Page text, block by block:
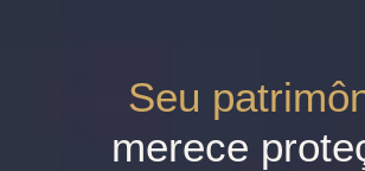
Seu
merece